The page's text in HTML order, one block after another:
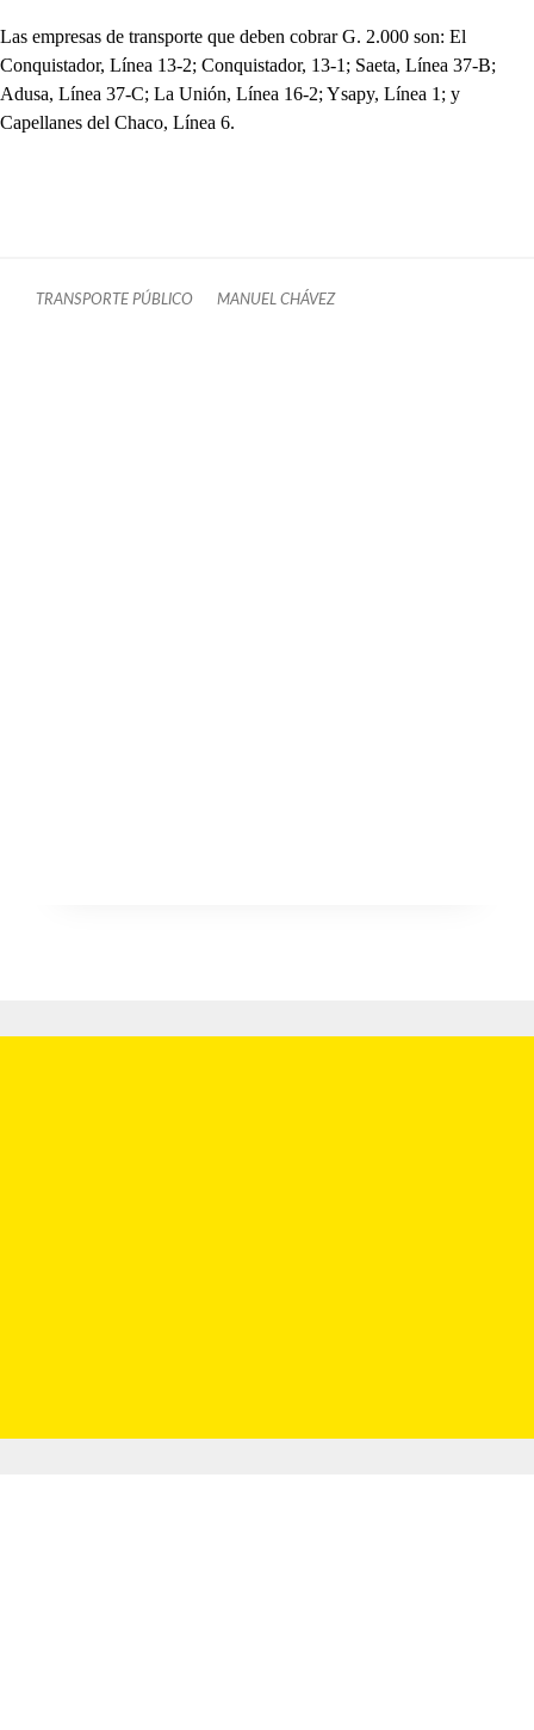
Las empresas de transporte que deben cobrar G. 2.000 son: El
Conquistador, Línea 13-2; Conquistador, 13-1; Saeta, Línea 37-B;
Adusa, Línea 37-C; La Unión, Línea 16-2; Ysapy, Línea 1; y
Capellanes del Chaco, Línea 6.
TRANSPORTE PÚBLICO MANUEL CHÁVEZ